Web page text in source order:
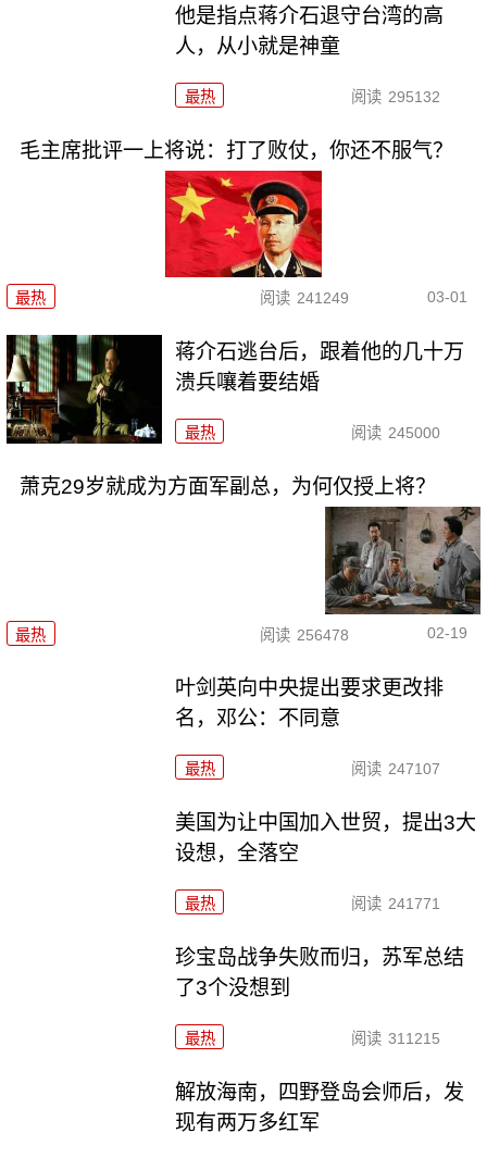
他是指点蒋介石退守台湾的高
人，从小就是神童
最热 阅读 295132
毛主席批评一上将说：打了败仗，你还不服气？
最热 阅读 241249 03-01
蒋介石逃台后，跟着他的几十万
溃兵嚷着要结婚
最热 阅读 245000
萧克29岁就成为方面军副总，为何仅授上将？
最热 阅读 256478 02-19
叶剑英向中央提出要求更改排
名，邓公：不同意
最热 阅读 247107
美国为让中国加入世贸，提出3大
设想，全落空
最热 阅读 241771
珍宝岛战争失败而归，苏军总结
了3个没想到
最热 阅读 311215
解放海南，四野登岛会师后，发
现有两万多红军